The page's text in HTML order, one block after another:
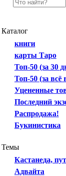
Каталог
книги
карты Таро
Топ-50 (за 30
Топ-50 (за всё
Уцененные
Последний
Распродажа!
Букинистика
Темы
Кастанеда,
Адвайта